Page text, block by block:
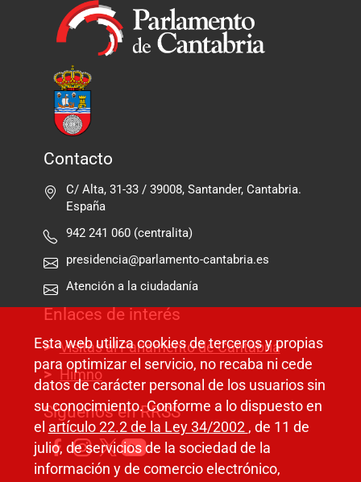
Contacto
C/ Alta, 31-33 / 39008, Santander, Cantabria.
España
942 241 060 (centralita)
presidencia@parlamento-cantabria.es
Atención a la ciudadanía
Enlaces de interés
Visitas al Parlamento de Cantabria
Himno
Síguenos en RRSS
Esta web utiliza cookies de terceros y propias
para optimizar el servicio, no recaba ni cede
datos de carácter personal de los usuarios sin
su conocimiento. Conforme a lo dispuesto en
el artículo 22.2 de la Ley 34/2002 , de 11 de
julio, de servicios de la sociedad de la
información y de comercio electrónico,